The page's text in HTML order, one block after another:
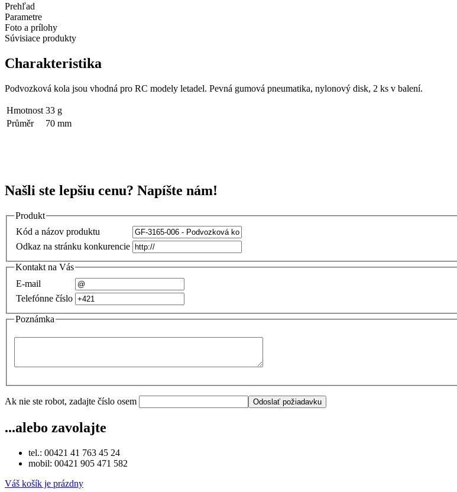
Prehľad
Parametre
Foto a prílohy
Súvisiace produkty
Charakteristika
Podvozková kola jsou vhodná pro RC modely letadel. Pevná gumová pneumatika, nylonový disk, 2 ks v balení.
Hmotnost 33 g
Průměr
70 mm
Našli ste lepšiu cenu? Napíšte nám!
Produkt
Kód a názov produktu
Odkaz na stránku konkurencie
Kontakt na Vás
E-mail
Telefónne číslo
Poznámka
Ak nie ste robot, zadajte číslo osem
...alebo zavolajte
tel.: 00421 41 763 45 24
mobil: 00421 905 471 582
Váš košík je prázdny